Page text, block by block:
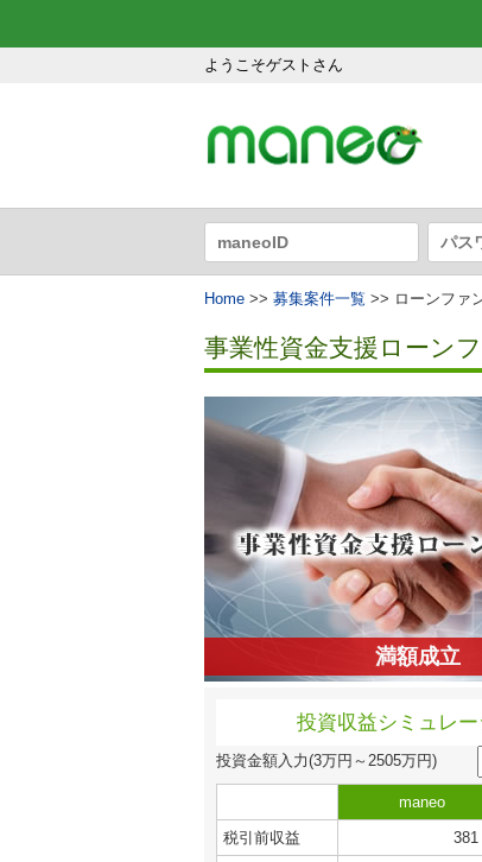
ようこそゲストさん
Home >> 募集案件一覧 >> ローンファ
事業性資金支援ローン
満額成立
投資収益シミュレ
投資金額入力(3万円～2505万円)
maneo
税引前収益
381